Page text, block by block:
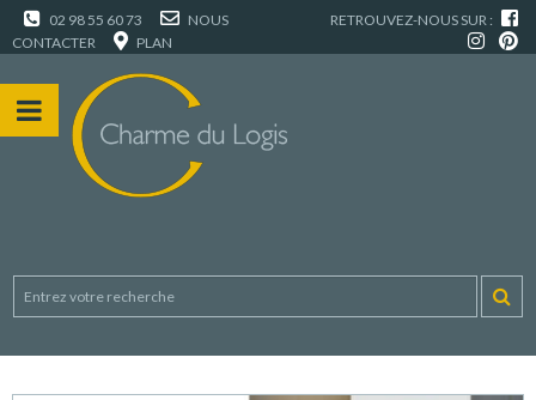
02 98 55 60 73
NOUS
CONTACTER
PLAN
RETROUVEZ-NOUS SUR :